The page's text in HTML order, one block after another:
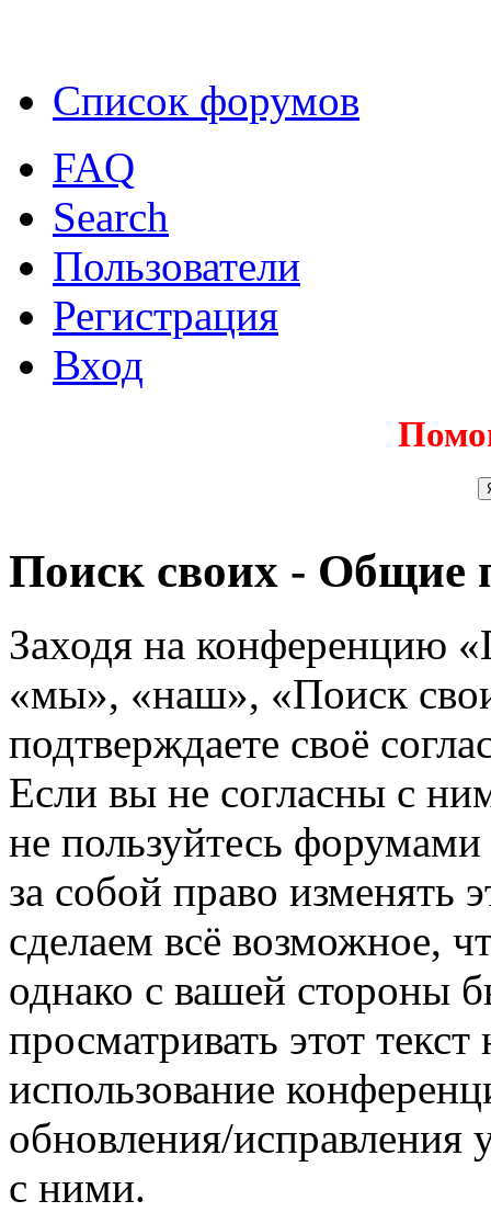
Список форумов
FAQ
Search
Пользователи
Регистрация
Вход
Поиск своих - Общие
Заходя на конференцию
«мы», «наш», «Поиск
подтверждаете своё
Если вы не согласны с
не пользуйтесь
за собой право изменять
сделаем всё возможное,
однако с вашей стороны
просматривать этот
использование
обновления/исправления
с ними.